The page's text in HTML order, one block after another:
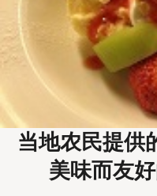
当地农民提供
美味而友